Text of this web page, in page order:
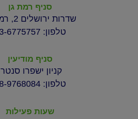
סניף רמת גן
שדרות ירושלים 2, רמת גן
טלפון: 03-6775757
סניף מודיעין
קניון ישפרו סנטר
טלפון: 08-9768084
שעות פעילות